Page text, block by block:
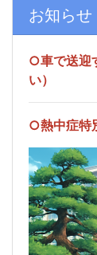
お知らせ
○車で送迎
い）
○熱中症特